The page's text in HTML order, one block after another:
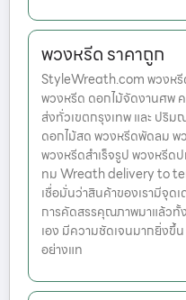
พวงหรีด ราคาถูก
StyleWreath.com พวงหรี
พวงหรีด ดอกไม้จัดงานศพ
ส่งทั่วเขตกรุงเทพ และ ปริ
ดอกไม้สด พวงหรีดพัดลม พ
พวงหรีดสำเร็จรูป พวงหรี
ทม Wreath delivery to
เชื่อมั่นว่าสินค้าของเรามีจุด
การคัดสรรคุณภาพมาแล้ว
เอง มีความชัดเจนมากยิ่งขึ้
อย่างแท